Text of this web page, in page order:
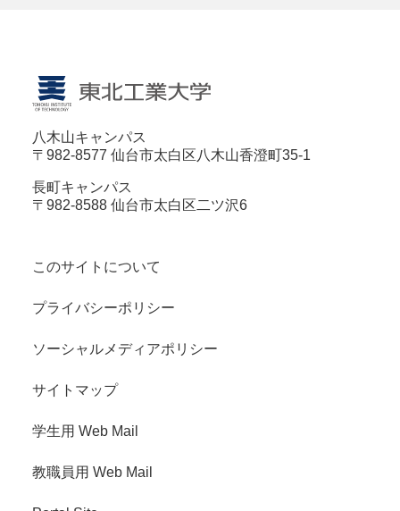
八木山キャンパス
〒982-8577 仙台市太白区八木山香澄町35-1
長町キャンパス
〒982-8588 仙台市太白区二ツ沢6
このサイトについて
プライバシーポリシー
ソーシャルメディアポリシー
サイトマップ
学生用 Web Mail
教職員用 Web Mail